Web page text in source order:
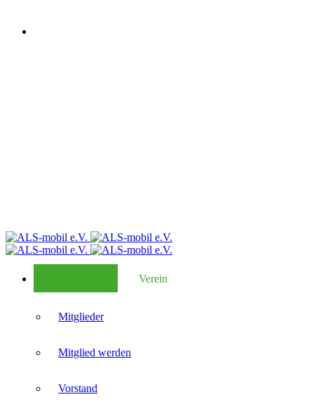
Verein
Mitglieder
Mitglied werden
Vorstand